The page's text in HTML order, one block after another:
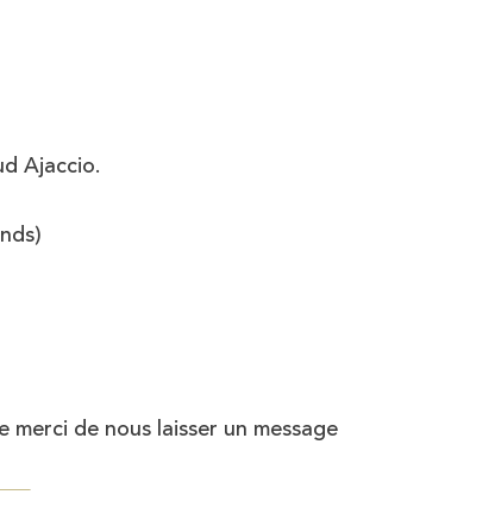
Ajaccio.
de nous laisser un message